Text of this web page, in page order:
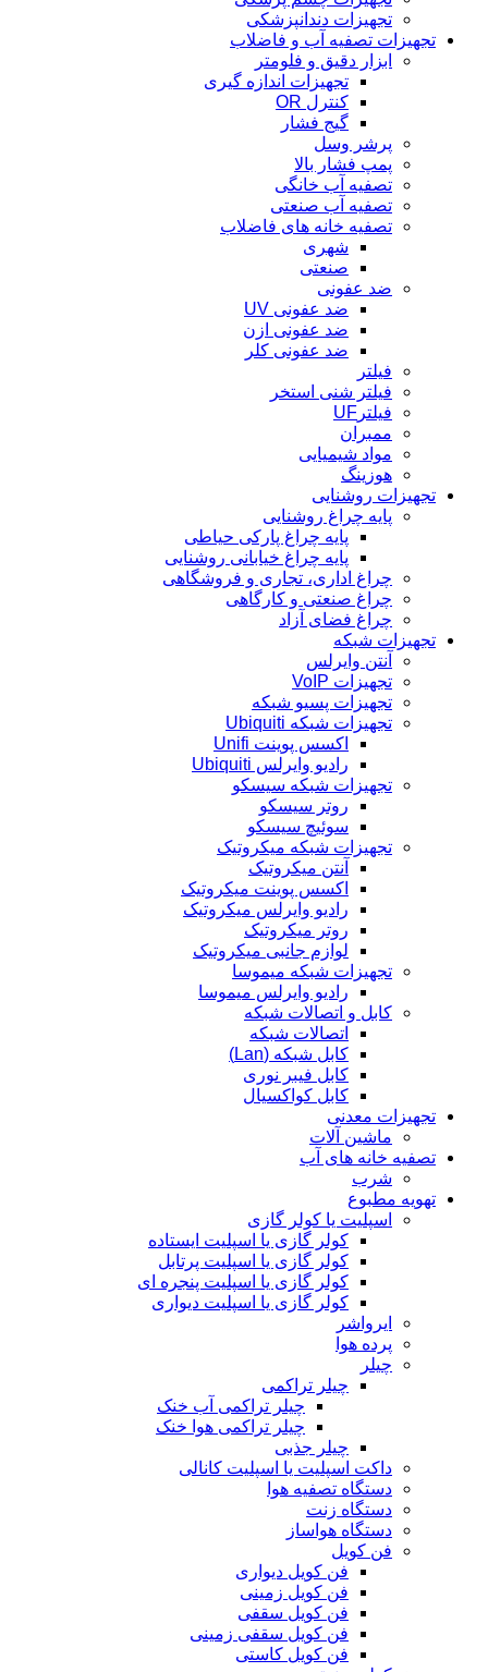
تجهیزات دندانپزشکی
تجهیزات تصفیه آب و فاضلاب
ابزار دقیق و فلومتر
تجهیزات اندازه گیری
کنترل OR
گیج فشار
پرشر وسل
پمپ فشار بالا
تصفیه آب خانگی
تصفیه آب صنعتی
تصفیه خانه های فاضلاب
شهری
صنعتی
ضد عفونی
ضد عفونی UV
ضد عفونی ازن
ضد عفونی کلر
فیلتر
فیلتر شنی استخر
فیلترUF
ممبران
مواد شیمیایی
هوزینگ
تجهیزات روشنایی
پایه چراغ روشنایی
پایه چراغ پارکی حیاطی
پایه چراغ خیابانی روشنایی
چراغ اداری، تجاری و فروشگاهی
چراغ صنعتی و کارگاهی
چراغ فضای آزاد
تجهیزات شبکه
آنتن وایرلس
تجهیزات VoIP
تجهیزات پسیو شبکه
تجهیزات شبکه Ubiquiti
اکسس پوینت Unifi
رادیو وایرلس Ubiquiti
تجهیزات شبکه سیسکو
روتر سیسکو
سوئیچ سیسکو
تجهیزات شبکه میکروتیک
آنتن میکروتیک
اکسس پوینت میکروتیک
رادیو وایرلس میکروتیک
روتر میکروتیک
لوازم جانبی میکروتیک
تجهیزات شبکه میموسا
رادیو وایرلس میموسا
کابل و اتصالات شبکه
اتصالات شبکه
کابل شبکه (Lan)
کابل فیبر نوری
کابل کواکسیال
تجهیزات معدنی
ماشین آلات
تصفیه خانه های آب
شرب
تهویه مطبوع
اسپلیت یا کولر گازی
کولر گازی یا اسپلیت ایستاده
کولر گازی یا اسپلیت پرتابل
کولر گازی یا اسپلیت پنجره ای
کولر گازی یا اسپلیت دیواری
ایرواشر
پرده هوا
چیلر
چیلر تراکمی
چیلر تراکمی آب خنک
چیلر تراکمی هوا خنک
چیلر جذبی
داکت اسپلیت یا اسپلیت کانالی
دستگاه تصفیه هوا
دستگاه زنت
دستگاه هواساز
فن کویل
فن کویل دیواری
فن کویل زمینی
فن کویل سقفی
فن کویل سقفی زمینی
فن کویل کاستی